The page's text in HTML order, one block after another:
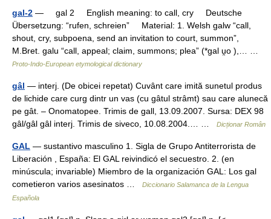
gal-2 — gal 2 English meaning: to call, cry Deutsche
Übersetzung: “rufen, schreien” Material: 1. Welsh galw “call,
shout, cry, subpoena, send an invitation to court, summon”,
M.Bret. galu “call, appeal; claim, summons; plea” (*gal u̯o ),… …
Proto-Indo-European etymological dictionary
gâl — interj. (De obicei repetat) Cuvânt care imită sunetul produs
de lichide care curg dintr un vas (cu gâtul strâmt) sau care alunecă
pe gât. – Onomatopee. Trimis de gall, 13.09.2007. Sursa: DEX 98
gâl/gâl gâl interj. Trimis de siveco, 10.08.2004.… …
Dicționar Român
GAL — sustantivo masculino 1. Sigla de Grupo Antiterrorista de
Liberación , España: El GAL reivindicó el secuestro. 2. (en
minúscula; invariable) Miembro de la organización GAL: Los gal
cometieron varios asesinatos …
Diccionario Salamanca de la Lengua
Española